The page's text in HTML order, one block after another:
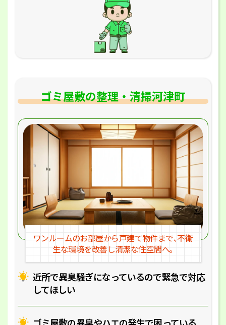
ゴミ屋敷の整理・清掃河津町
近所で異臭騒ぎになっているので緊急で対応
してほしい
ゴミ屋敷の異臭やハエの発生で困っている
ワンルームのお部屋から戸建て物件まで､不衛
生な環境を改善し清潔な住空間へ｡